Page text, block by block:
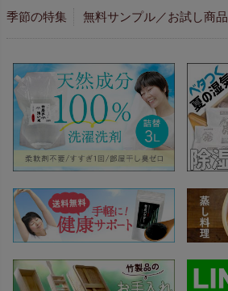
季節の特集 無料サンプル／お試し商品